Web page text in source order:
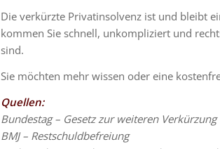
Die verkürzte Privatinsolvenz ist und bleibt
kommen Sie schnell, unkompliziert und
sind.
Sie möchten mehr wissen oder eine
Quellen:
Bundestag – Gesetz zur weiteren
BMJ – Restschuldbefreiung